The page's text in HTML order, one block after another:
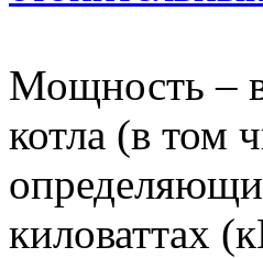
Мощность –
котла (в том
киловаттах